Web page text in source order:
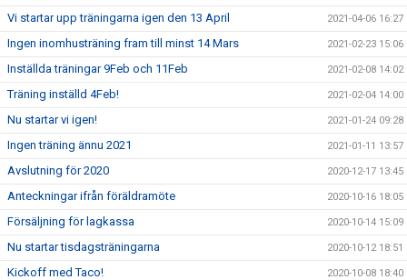
Vi startar upp träningarna igen den 13 April 2021-04-06 16:27
Ingen inomhusträning fram till minst 14 Mars 2021-02-23 15:06
Inställda träningar 9Feb och 11Feb 2021-02-08 14:02
Träning inställd 4Feb! 2021-02-04 14:00
Nu startar vi igen! 2021-01-24 09:28
Ingen träning ännu 2021 2021-01-11 13:57
Avslutning för 2020 2020-12-17 13:45
Anteckningar ifrån föräldramöte 2020-10-16 18:05
Försäljning för lagkassa 2020-10-14 15:09
Nu startar tisdagsträningarna 2020-10-12 18:51
Kickoff med Taco! 2020-10-08 18:40